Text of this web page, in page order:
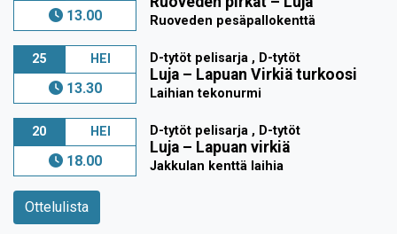
13.00 Ruoveden pesäpallokenttä
25 HEI
13.30
D-tytöt pelisarja , D-tytöt
Luja – Lapuan Virkiä turkoosi
Laihian tekonurmi
20 HEI
18.00
D-tytöt pelisarja , D-tytöt
Luja – Lapuan virkiä
Jakkulan kenttä laihia
Ottelulista